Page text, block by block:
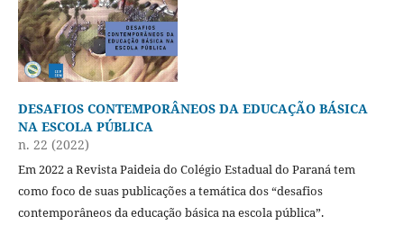
DESAFIOS CONTEMPORÂNEOS DA EDUCAÇÃO BÁSICA
NA ESCOLA PÚBLICA
n. 22 (2022)
Em 2022 a Revista Paideia do Colégio Estadual do Paraná tem
como foco de suas publicações a temática dos “desafios
contemporâneos da educação básica na escola pública”.